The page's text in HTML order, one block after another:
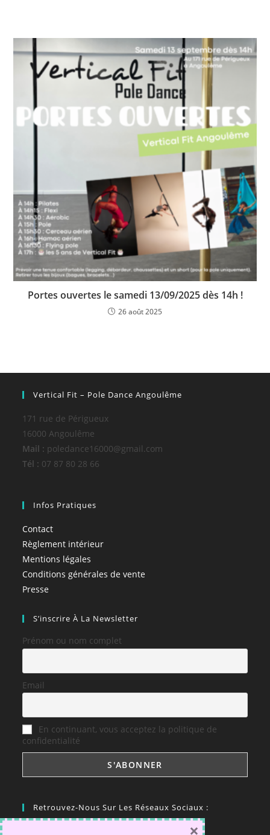
Portes ouvertes le samedi 13/09/2025 dès 14h !
26 août 2025
Vertical Fit – Pole Dance Angoulême
171 rue de Périgueux
16000 Angoulême
Mail : poledance16000@gmail.com
Tél : 07 87 80 28 66
Infos Pratiques
Contact
Règlement intérieur
Mentions légales
Conditions générales de vente
Presse
S’inscrire À La Newsletter
Prénom ou nom complet
Email
En continuant, vous acceptez la politique de
confidentialité
Retrouvez-Nous Sur Les Réseaux Sociaux :
×